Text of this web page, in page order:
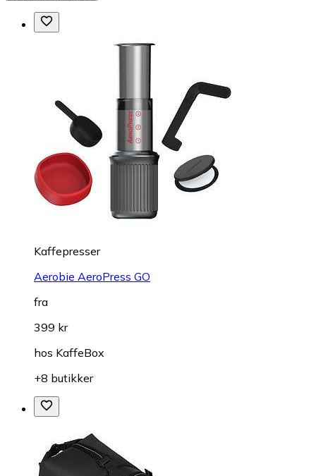
Kaffepresser
Aerobie AeroPress GO
fra
399 kr
hos KaffeBox
+8 butikker